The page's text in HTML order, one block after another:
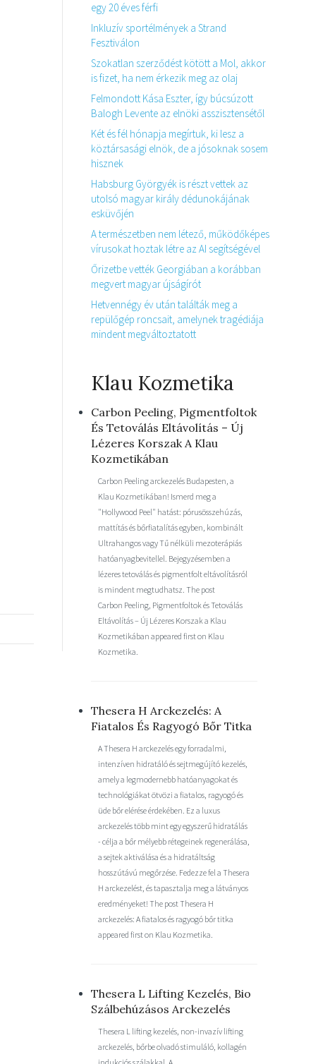
egy 20 éves férfi
Inkluzív sportélmények a Strand
Fesztiválon
Szokatlan szerződést kötött a Mol, akkor
is fizet, ha nem érkezik meg az olaj
Felmondott Kása Eszter, így búcsúzott
Balogh Levente az elnöki asszisztensétől
Két és fél hónapja megírtuk, ki lesz a
köztársasági elnök, de a jósoknak sosem
hisznek
Habsburg Györgyék is részt vettek az
utolsó magyar király dédunokájának
esküvőjén
A természetben nem létező, működőképes
vírusokat hoztak létre az AI segítségével
Őrizetbe vették Georgiában a korábban
megvert magyar újságírót
Hetvennégy év után találták meg a
repülőgép roncsait, amelynek tragédiája
mindent megváltoztatott
Klau Kozmetika
Carbon Peeling, Pigmentfoltok
És Tetoválás Eltávolítás – Új
Lézeres Korszak A Klau
Kozmetikában
Carbon Peeling arckezelés Budapesten, a
Klau Kozmetikában! Ismerd meg a
"Hollywood Peel" hatást: pórusösszehúzás,
mattítás és bőrfiatalítás egyben, kombinált
Ultrahangos vagy Tű nélküli mezoterápiás
hatóanyagbevitellel. Bejegyzésemben a
lézeres tetoválás és pigmentfolt eltávolításról
is mindent megtudhatsz. The post
Carbon Peeling, Pigmentfoltok és Tetoválás
Eltávolítás – Új Lézeres Korszak a Klau
Kozmetikában appeared first on Klau
Kozmetika.
Thesera H Arckezelés: A
Fiatalos És Ragyogó Bőr Titka
A Thesera H arckezelés egy forradalmi,
intenzíven hidratáló és sejtmegújító kezelés,
amely a legmodernebb hatóanyagokat és
technológiákat ötvözi a fiatalos, ragyogó és
üde bőr elérése érdekében. Ez a luxus
arckezelés több mint egy egyszerű hidratálás
- célja a bőr mélyebb rétegeinek regenerálása,
a sejtek aktiválása és a hidratáltság
hosszútávú megőrzése. Fedezze fel a Thesera
H arckezelést, és tapasztalja meg a látványos
eredményeket! The post Thesera H
arckezelés: A fiatalos és ragyogó bőr titka
appeared first on Klau Kozmetika.
Thesera L Lifting Kezelés, Bio
Szálbehúzásos Arckezelés
Thesera L lifting kezelés, non-invazív lifting
arckezelés, bőrbe olvadó stimuláló, kollagén